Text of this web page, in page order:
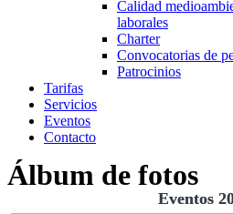
Calidad
laborales
Charter
Convocatorias de
Patrocinios
Tarifas
Servicios
Eventos
Contacto
Álbum de fotos
Eventos